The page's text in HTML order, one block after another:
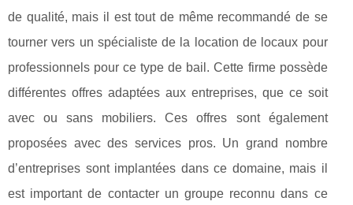
de qualité, mais il est tout de même recommandé de se
tourner vers un spécialiste de la location de locaux pour
professionnels pour ce type de bail. Cette firme possède
différentes offres adaptées aux entreprises, que ce soit
avec ou sans mobiliers. Ces offres sont également
proposées avec des services pros. Un grand nombre
d’entreprises sont implantées dans ce domaine, mais il
est important de contacter un groupe reconnu dans ce